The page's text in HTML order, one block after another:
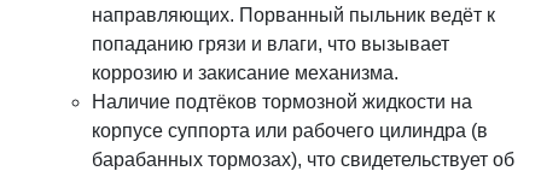
направляющих. Порванный пыльник ведёт к
попаданию грязи и влаги, что вызывает
коррозию и закисание механизма.
Наличие подтёков тормозной жидкости на
корпусе суппорта или рабочего цилиндра (в
барабанных тормозах), что свидетельствует об